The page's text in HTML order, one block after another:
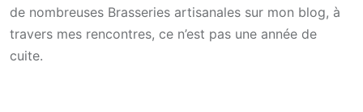
de nombreuses Brasseries artisanales sur mon blog, à
travers mes rencontres, ce n’est pas une année de
cuite.